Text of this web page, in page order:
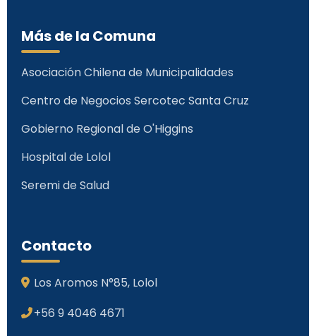
Más de la Comuna
Asociación Chilena de Municipalidades
Centro de Negocios Sercotec Santa Cruz
Gobierno Regional de O'Higgins
Hospital de Lolol
Seremi de Salud
Contacto
Los Aromos N°85, Lolol
+56 9 4046 4671